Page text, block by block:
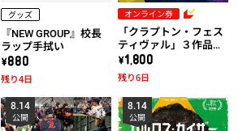
グッズ
『NEW GROUP』校長
ラップ手拭い
\880
残り4日
オンライン券
「クラプトン・フェス
ティヴァル」３作品共
通券
\1,800
残り6日
8.14
公開
8.14
公開